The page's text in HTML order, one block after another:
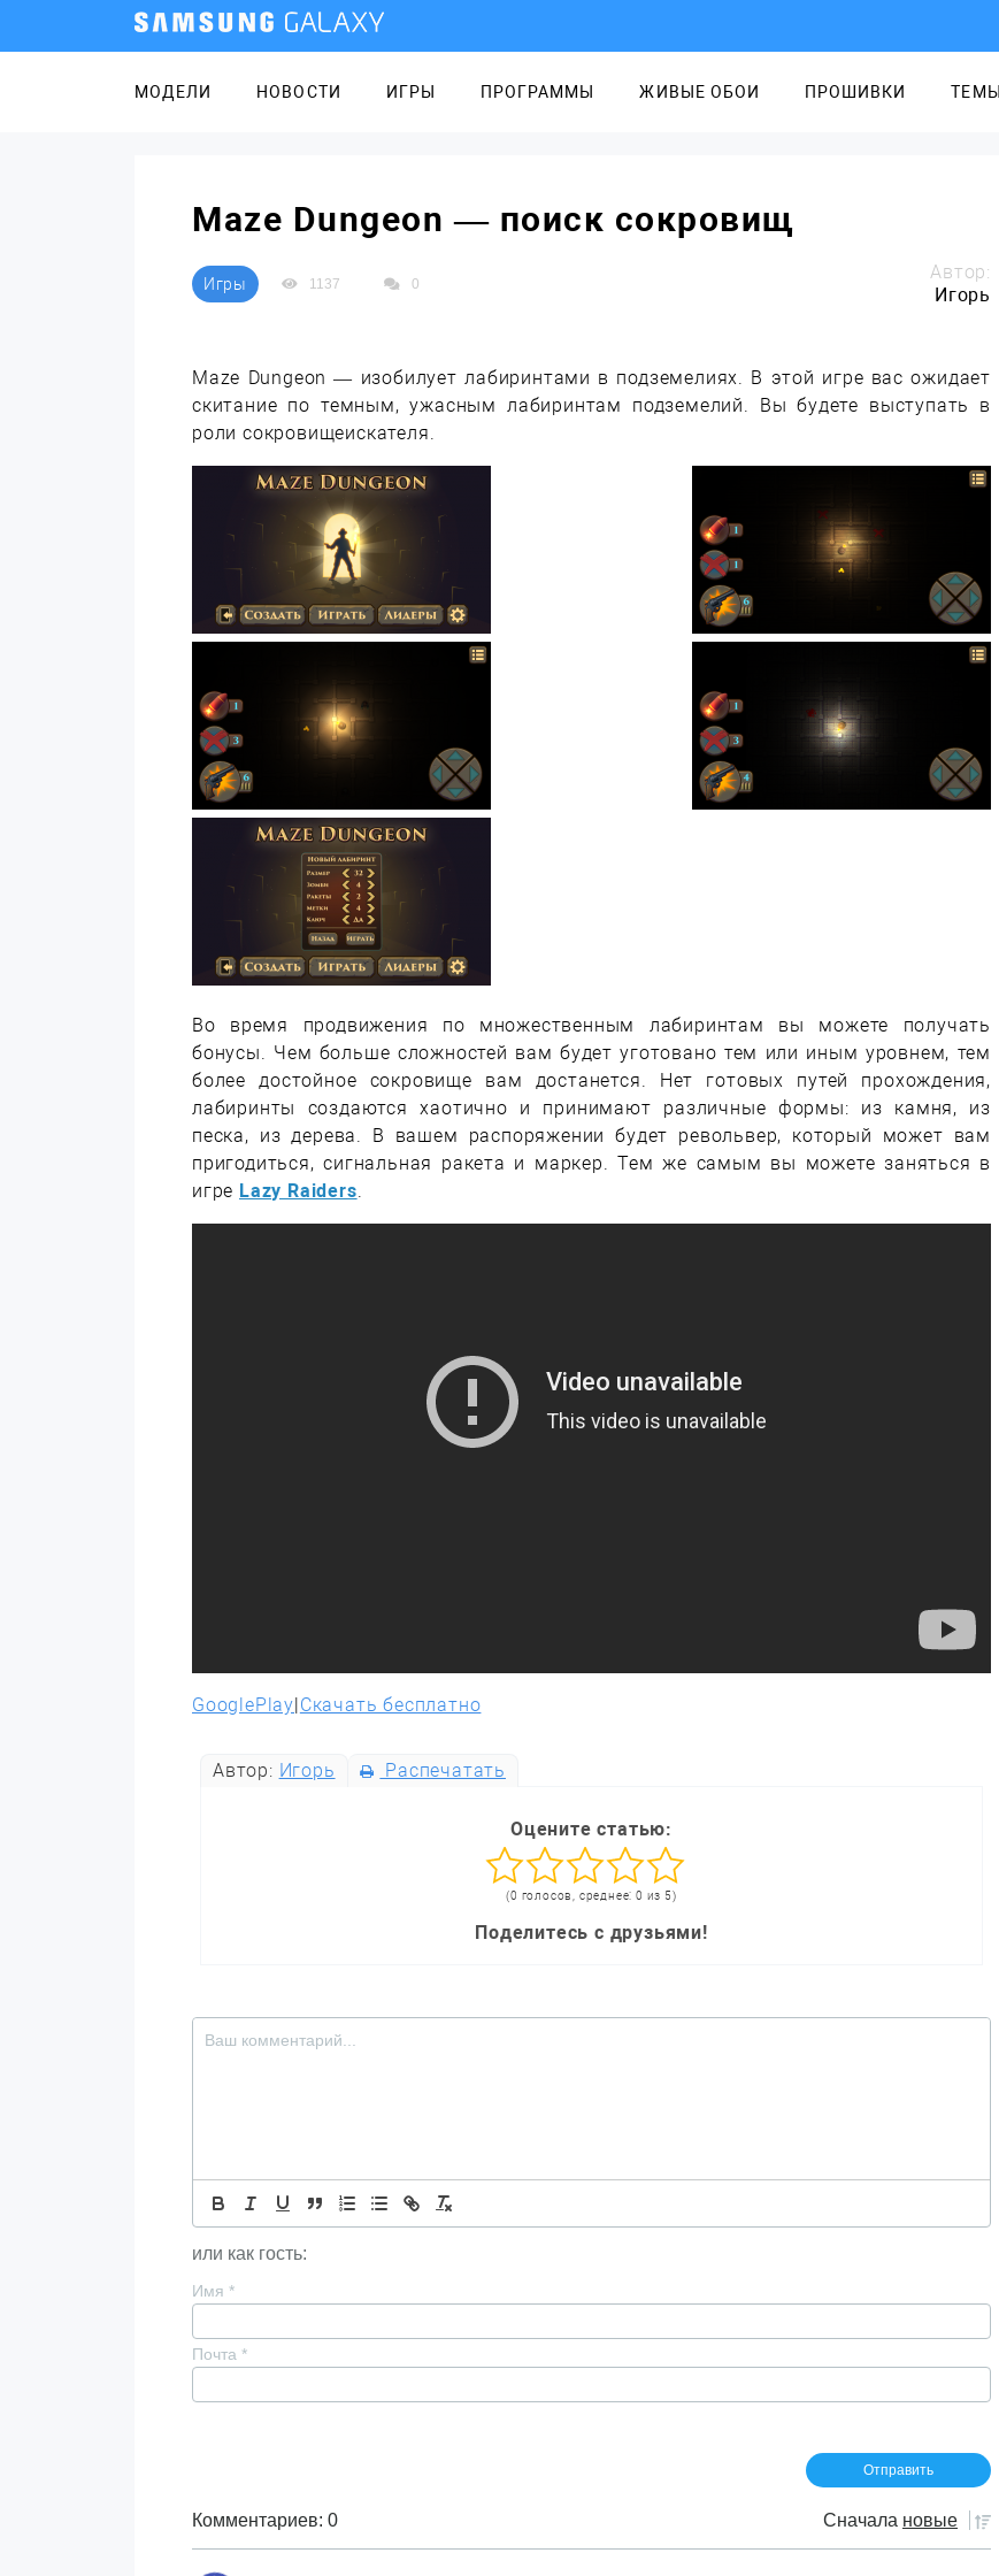
МОДЕЛИ НОВОСТИ ИГРЫ ПРОГРАММЫ ЖИВЫЕ ОБОИ ПРОШИВКИ ТЕМЫ
Maze Dungeon — поиск сокровищ
Игры 1137 0
Автор:
Игорь
Maze Dungeon — изобилует лабиринтами в подземелиях. В этой игре вас ожидает
скитание по темным, ужасным лабиринтам подземелий. Вы будете выступать в
роли сокровищеискателя.
Во время продвижения по множественным лабиринтам вы можете получать
бонусы. Чем больше сложностей вам будет уготовано тем или иным уровнем, тем
более достойное сокровище вам достанется. Нет готовых путей прохождения,
лабиринты создаются хаотично и принимают различные формы: из камня, из
песка, из дерева. В вашем распоряжении будет револьвер, который может вам
пригодиться, сигнальная ракета и маркер. Тем же самым вы можете заняться в
игре Lazy Raiders.
GooglePlay|Скачать бесплатно
Автор: Игорь Распечатать
Оцените статью:
(0 голосов, среднее: 0 из 5)
Поделитесь с друзьями!
или как гость:
Имя *
Почта *
Комментариев: 0 Сначала новые